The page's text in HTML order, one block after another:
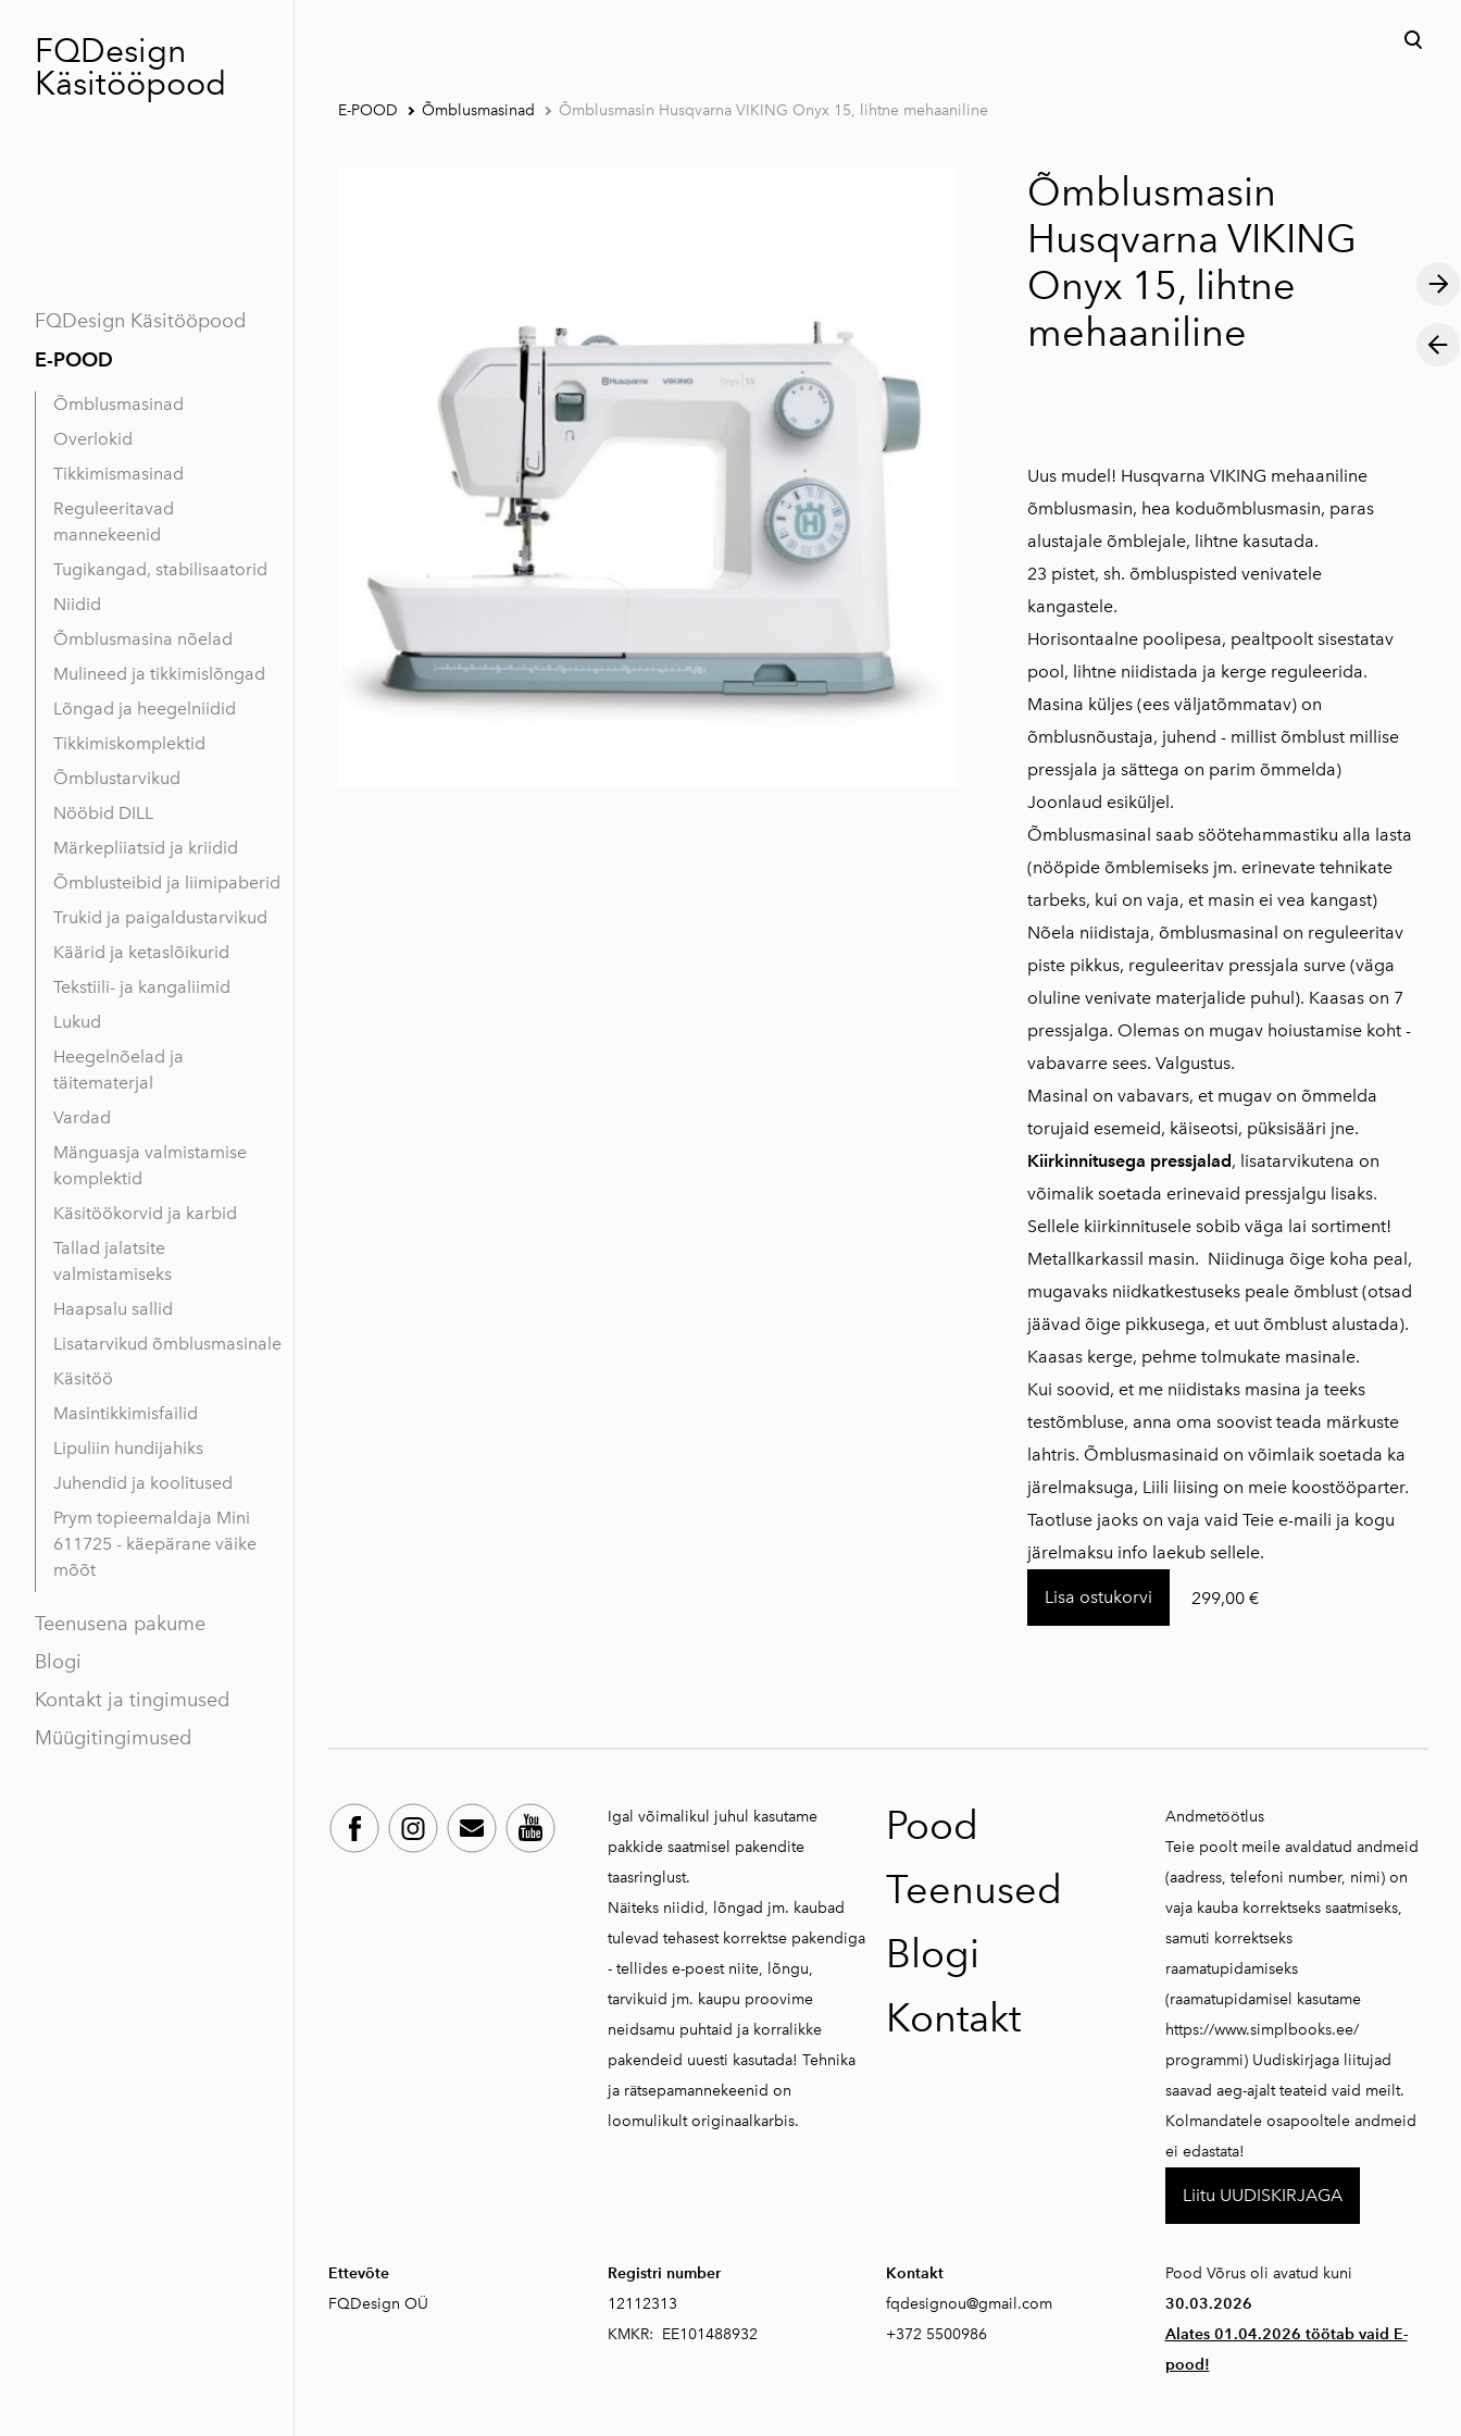
FQDesign
Käsitööpood
FQDesign Käsitööpood
E-POOD
Õmblusmasinad
Overlokid
Tikkimismasinad
Reguleeritavad
mannekeenid
Tugikangad, stabilisaatorid
Niidid
Õmblusmasina nõelad
Mulineed ja tikkimislõngad
Lõngad ja heegelniidid
Tikkimiskomplektid
Õmblustarvikud
Nööbid DILL
Märkepliiatsid ja kriidid
Õmblusteibid ja liimipaberid
Trukid ja paigaldustarvikud
Käärid ja ketaslõikurid
Tekstiili- ja kangaliimid
Lukud
Heegelnõelad ja
täitematerjal
Vardad
Mänguasja valmistamise
komplektid
Käsitöökorvid ja karbid
Tallad jalatsite
valmistamiseks
Haapsalu sallid
Lisatarvikud õmblusmasinale
Käsitöö
Masintikkimisfailid
Lipuliin hundijahiks
Juhendid ja koolitused
Prym topieemaldaja Mini
611725 - käepärane väike
mõõt
Teenusena pakume
Blogi
Kontakt ja tingimused
Müügitingimused
E-POOD Õmblusmasinad Õmblusmasin Husqvarna VIKING Onyx 15, lihtne mehaaniline
Õmblusmasin
Husqvarna VIKING
Onyx 15, lihtne
mehaaniline
Uus mudel! Husqvarna VIKING mehaaniline
õmblusmasin, hea koduõmblusmasin, paras
alustajale õmblejale, lihtne kasutada.
23 pistet, sh. õmbluspisted venivatele
kangastele.
Horisontaalne poolipesa, pealtpoolt sisestatav
pool, lihtne niidistada ja kerge reguleerida.
Masina küljes (ees väljatõmmatav) on
õmblusnõustaja, juhend - millist õmblust millise
pressjala ja sättega on parim õmmelda)
Joonlaud esiküljel.
Õmblusmasinal saab söötehammastiku alla lasta
(nööpide õmblemiseks jm. erinevate tehnikate
tarbeks, kui on vaja, et masin ei vea kangast)
Nõela niidistaja, õmblusmasinal on reguleeritav
piste pikkus, reguleeritav pressjala surve (väga
oluline venivate materjalide puhul). Kaasas on 7
pressjalga. Olemas on mugav hoiustamise koht -
vabavarre sees. Valgustus.
Masinal on vabavars, et mugav on õmmelda
torujaid esemeid, käiseotsi, püksisääri jne.
Kiirkinnitusega pressjalad, lisatarvikutena on
võimalik soetada erinevaid pressjalgu lisaks.
Sellele kiirkinnitusele sobib väga lai sortiment!
Metallkarkassil masin. Niidinuga õige koha peal,
mugavaks niidkatkestuseks peale õmblust (otsad
jäävad õige pikkusega, et uut õmblust alustada).
Kaasas kerge, pehme tolmukate masinale.
Kui soovid, et me niidistaks masina ja teeks
testõmbluse, anna oma soovist teada märkuste
lahtris. Õmblusmasinaid on võimlaik soetada ka
järelmaksuga, Liili liising on meie koostööparter.
Taotluse jaoks on vaja vaid Teie e-maili ja kogu
järelmaksu info laekub sellele.
Lisa ostukorvi 299,00 €
Igal võimalikul juhul kasutame
pakkide saatmisel pakendite
taasringlust.
Näiteks niidid, lõngad jm. kaubad
tulevad tehasest korrektse pakendiga
- tellides e-poest niite, lõngu,
tarvikuid jm. kaupu proovime
neidsamu puhtaid ja korralikke
pakendeid uuesti kasutada! Tehnika
ja rätsepamannekeenid on
loomulikult originaalkarbis.
Pood
Teenused
Blogi
Kontakt
Andmetöötlus
Teie poolt meile avaldatud andmeid
(aadress, telefoni number, nimi) on
vaja kauba korrektseks saatmiseks,
samuti korrektseks
raamatupidamiseks
(raamatupidamisel kasutame
https://www.simplbooks.ee/
programmi) Uudiskirjaga liitujad
saavad aeg-ajalt teateid vaid meilt.
Kolmandatele osapooltele andmeid
ei edastata!
Liitu UUDISKIRJAGA
Ettevõte
FQDesign OÜ
Registri number
12112313
KMKR: EE101488932
Kontakt
fqdesignou@gmail.com
+372 5500986
Pood Võrus oli avatud kuni
30.03.2026
Alates 01.04.2026 töötab vaid E-
pood!